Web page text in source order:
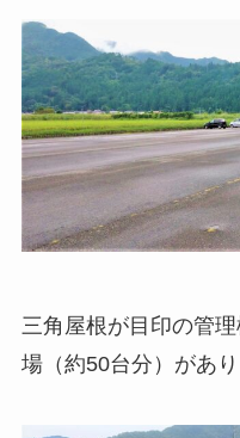
三角屋根が目印の管
場（約50台分）があり